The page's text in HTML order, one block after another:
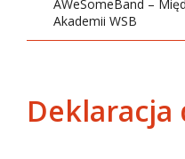
Szkolenia dla
Dostępność
Dostępność
w Krakowie przy
AWeSomeBand –
Akademii WSB
Święto
Deklaracja